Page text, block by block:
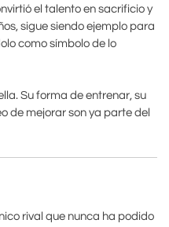
el talento en sacrificio y
sigue siendo ejemplo para
como símbolo de lo
Su forma de entrenar, su
de mejorar son ya parte del
rival que nunca ha podido